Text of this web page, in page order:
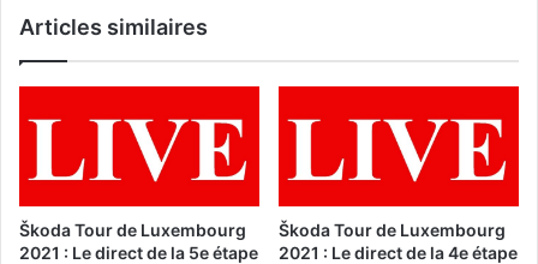
Articles similaires
Škoda Tour de Luxembourg
2021 : Le direct de la 5e étape
Škoda Tour de Luxembourg
2021 : Le direct de la 4e étape